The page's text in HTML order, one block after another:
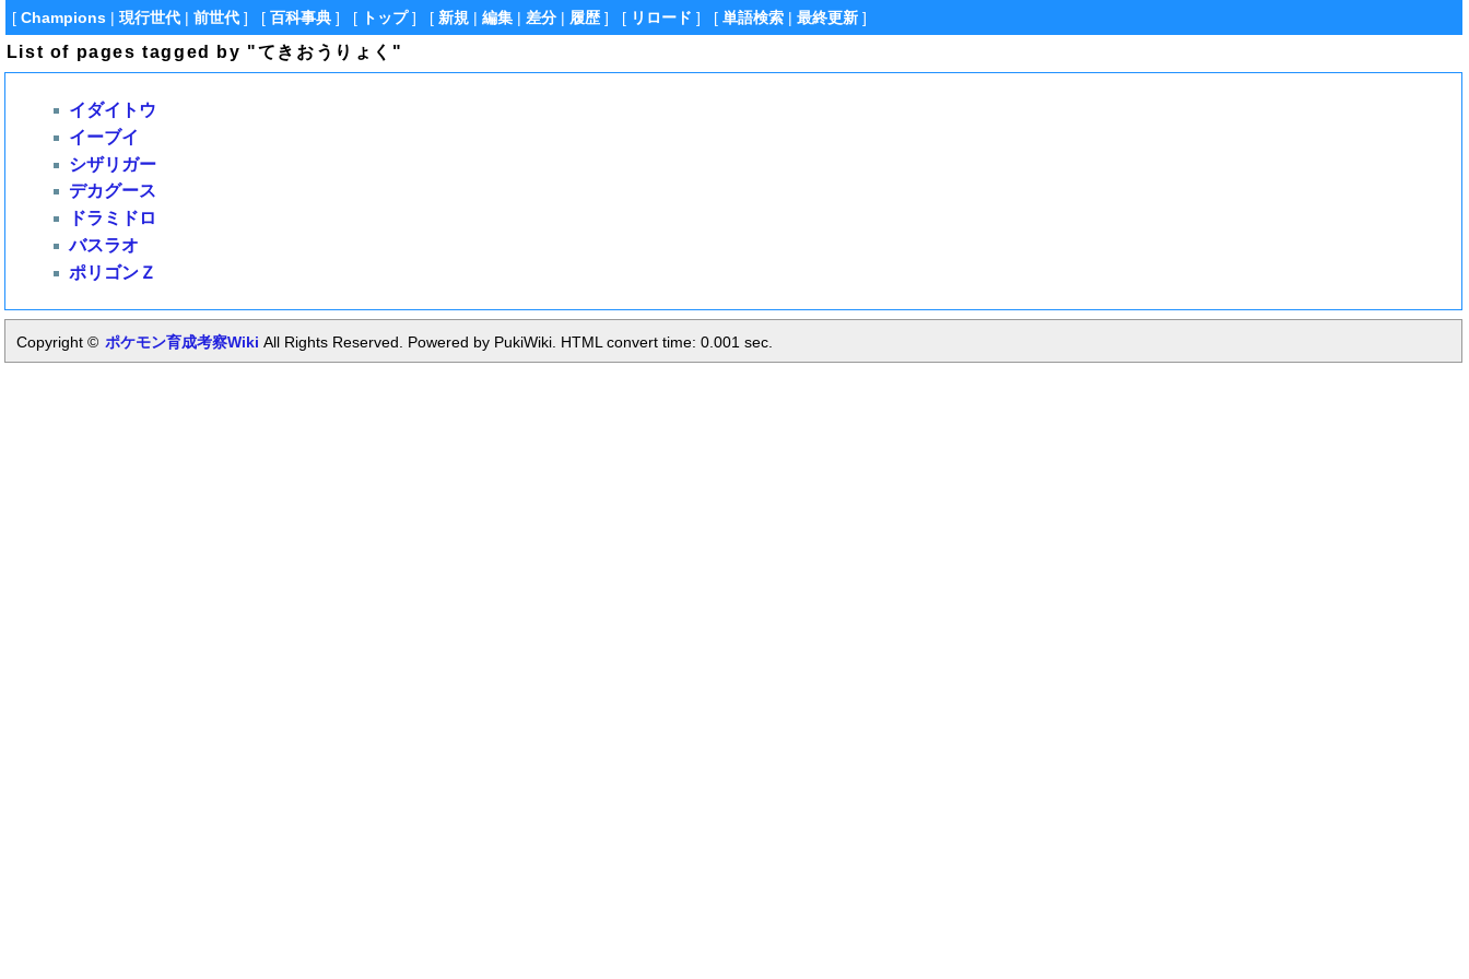
[ Champions| 現行世代| 前世代] [ 百科事典] [ トップ] [ 新規| 編集| 差分| 履歴] [ リロード ] [ 単語検索| 最終更新]
List of pages tagged by "てきおうりょく"
イダイトウ
イーブイ
シザリガー
デカグース
ドラミドロ
バスラオ
ポリゴンＺ
Copyright © ポケモン育成考察Wiki All Rights Reserved. Powered by PukiWiki. HTML convert time: 0.001 sec.